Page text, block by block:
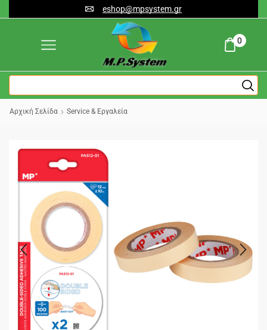
eshop@mpsystem.gr
0
Αρχική Σελίδα Service & Εργαλεία